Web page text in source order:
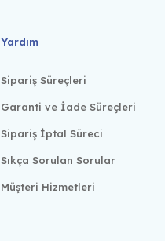
Yardım
Sipariş Süreçleri
Garanti ve İade Süreçleri
Sipariş İptal Süreci
Sıkça Sorulan Sorular
Müşteri Hizmetleri